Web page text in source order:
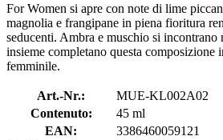
For Women si apre con note di lime
magnolia e frangipane in piena fioritura
seducenti. Ambra e muschio si incontrano
insieme completano questa composizione
femminile.
Art.-Nr.:
MUE-KL002A02
Contenuto:
45 ml
EAN:
3386460059121